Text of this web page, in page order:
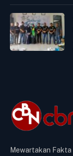
Mewartakan Fakta